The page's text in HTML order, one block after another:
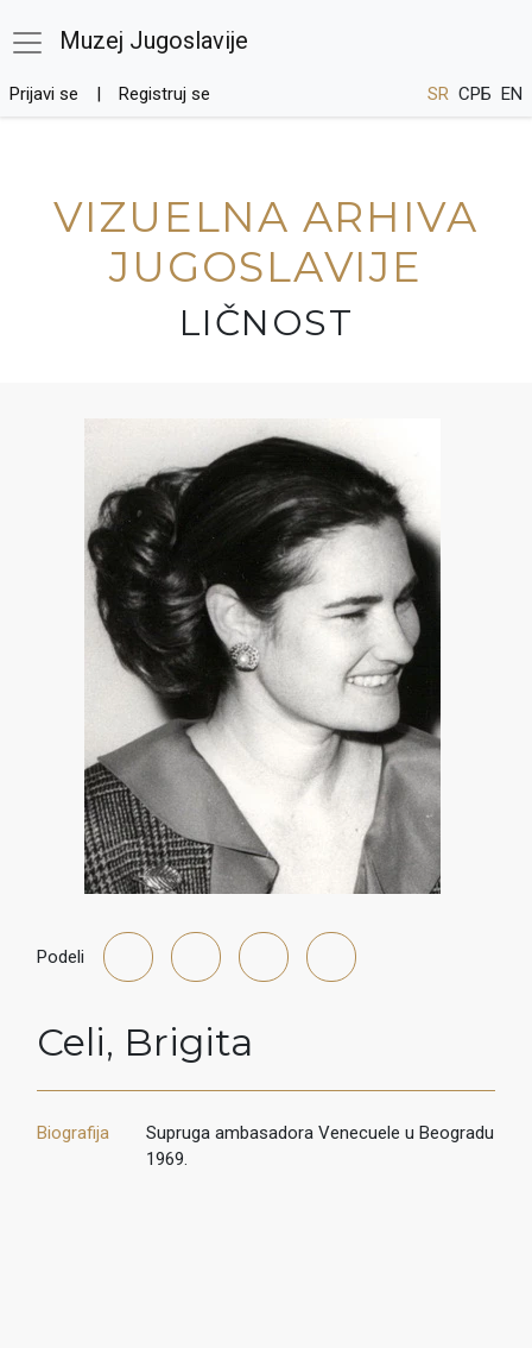
Muzej Jugoslavije
Prijavi se Registruj se SR СРБ EN
VIZUELNA ARHIVA
JUGOSLAVIJE
LIČNOST
Podeli
Celi, Brigita
Biografija
Supruga ambasadora Venecuele u Beogradu
1969.